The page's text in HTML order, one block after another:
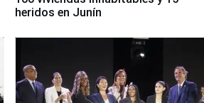
heridos en Junín